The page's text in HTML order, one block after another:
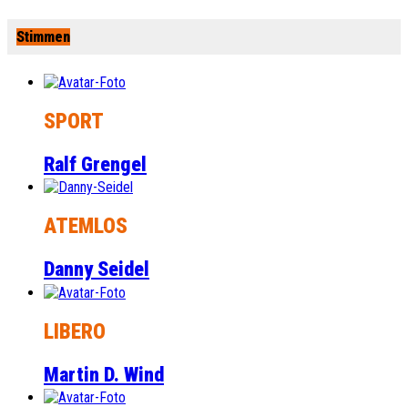
Stimmen
SPORT
Ralf Grengel
ATEMLOS
Danny Seidel
LIBERO
Martin D. Wind